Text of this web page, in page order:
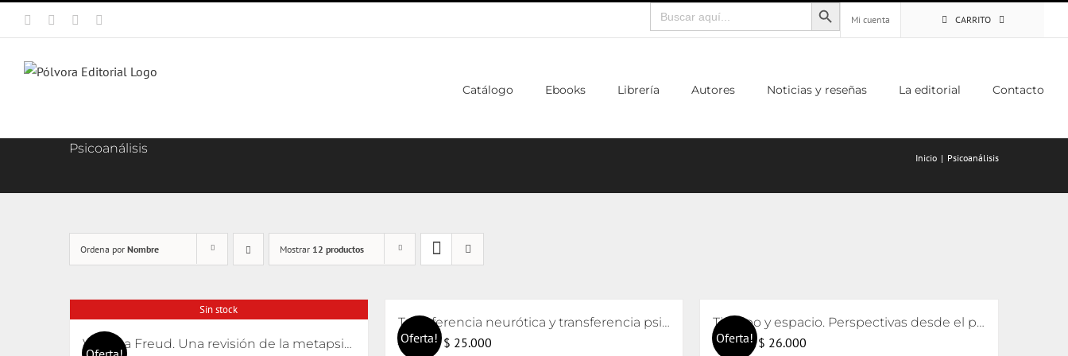
Facebook Instagram
Buscar:
Mi cuenta
CARRITO
Catálogo Ebooks Librería Autores Noticias y reseñas La editorial Contacto
Psicoanálisis
Inicio Psicoanálisis
Ordena por Nombre Mostrar 12 productos
Sin stock
Volver a Freud. Una revisión de la metapsicología freudiana Oferta!
Transferencia neurótica y transferencia psicótica (2da edición)
$26.000
El
$ 25.000El
Oferta!
Tiempo y espacio. Perspectivas desde el psicoanálisis y el arte
$28.000 El
$ 26.000